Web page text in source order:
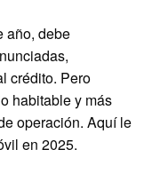
año, debe
crédito. Pero
habitable y más
operación. Aquí le
en 2025.